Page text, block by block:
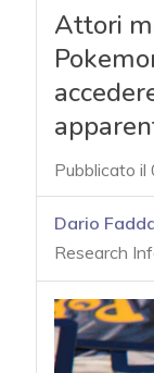
Attori
Pubblicato
Dario
Research